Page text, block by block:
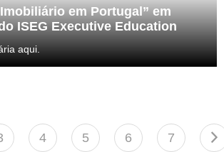
em Portugal” em
ISEG Executive Education
aqui.
4 5 6 7